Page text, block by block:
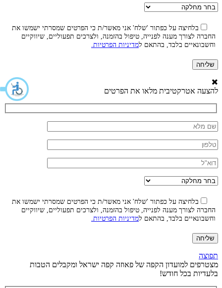
בלחיצה על כפתור 'שלח' אני מאשר/ת כי הפרטים שמסרתי ישמשו את
החברה לצורך מענה לפנייה, טיפול בהזמנה, ולצרכים תפעוליים, שיווקיים
וחשבונאיים בלבד, בהתאם למדיניות הפרטיות.
להצעה אטרקטיבית מלאו את הפרטים
בלחיצה על כפתור 'שלח' אני מאשר/ת כי הפרטים שמסרתי ישמשו את
החברה לצורך מענה לפנייה, טיפול בהזמנה, ולצרכים תפעוליים, שיווקיים
וחשבונאיים בלבד, בהתאם למדיניות הפרטיות.
תפוצה
מצטרפים למועדון הקפה של פאוזה קפה ישראל ומקבלים הטבות
בלעדיות בכל חודש!